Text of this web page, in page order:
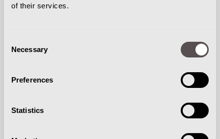
of their services.
Selection
Necessary
Preferences
Statistics
Reparaties van interne transportmiddelen
worden met zorg uitgevoerd door onze
monteurs met uitsluitend originele onderdelen.